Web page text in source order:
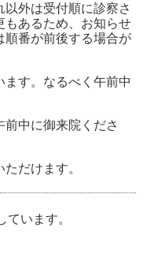
外は受付順に診察さ
もあるため、お知らせ
順番が前後する場合が
す。なるべく午前中
前中に御来院くださ
だけます。
ています。